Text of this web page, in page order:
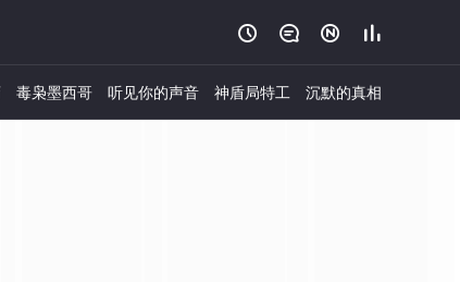
   
毒枭墨西哥 听见你的声音 神盾局特工 沉默的真相